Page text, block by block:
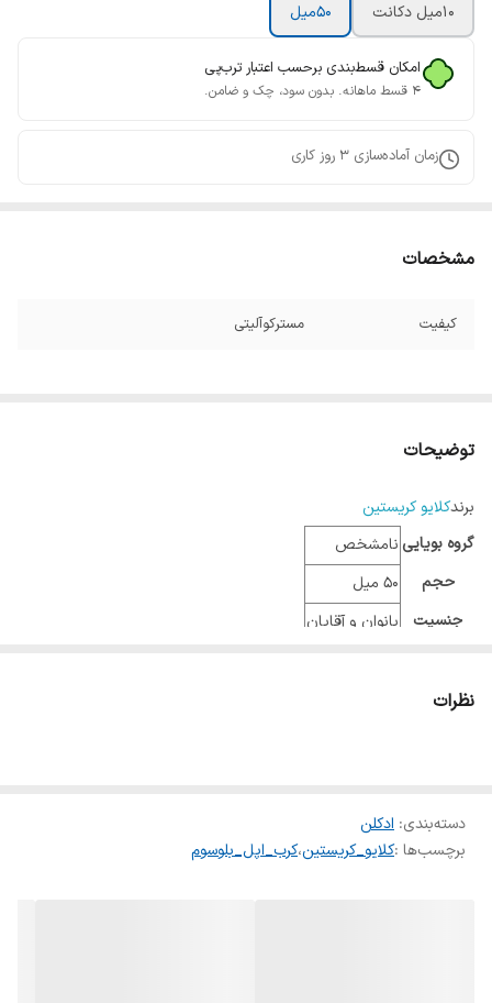
10میل دکانت
50میل
امکان قسط‌بندی برحسب اعتبار ترب‌پی
۴ قسط ماهانه. بدون سود، چک و ضامن.
زمان آماده‌سازی 3 روز کاری
مشخصات
کیفیت مسترکوآلیتی
توضیحات
برندکلایو کریستین
گروه بویایی نامشخص
حجم
50 میل
جنسیت
بانوان و آقایان
طبع
نظرات
دسته‌بندی: ادکلن
برچسب‌ها :کلایو_کریستین،کرب_اپل_بلوسوم